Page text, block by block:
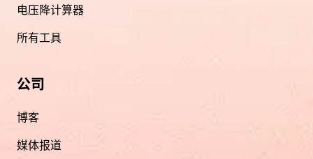
电压降计算器
所有工具
公司
博客
媒体报道